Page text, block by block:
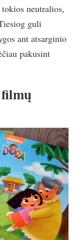
neutralios,
guli
ant atsarginio
pakusint